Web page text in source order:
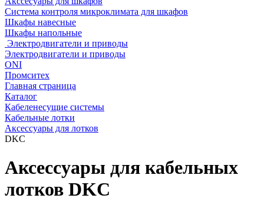
Система контроля микроклимата для шкафов
Шкафы навесные
Шкафы напольные
Электродвигатели и приводы
Электродвигатели и приводы
ONI
Промситех
Главная страница
Каталог
Кабеленесущие системы
Кабельные лотки
Аксессуары для лотков
DKC
Аксессуары для кабельных
лотков DKC